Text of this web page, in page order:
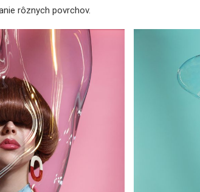
rôznych povrchov.